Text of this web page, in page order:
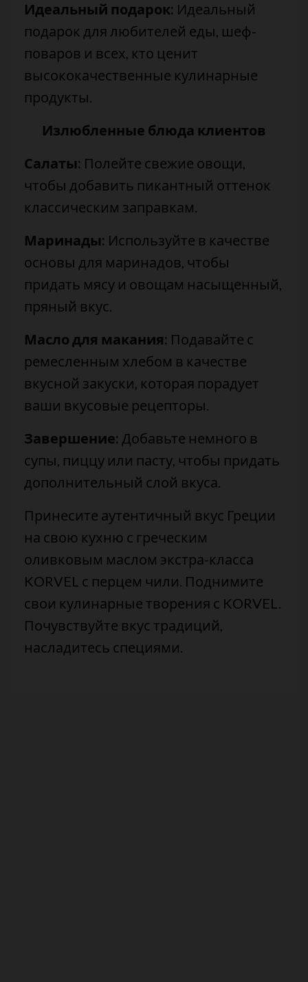
Идеальный подарок: Идеальный
подарок для любителей еды, шеф-
поваров и всех, кто ценит
высококачественные кулинарные
продукты.
Излюбленные блюда клиентов
Салаты: Полейте свежие овощи,
чтобы добавить пикантный оттенок
классическим заправкам.
Маринады: Используйте в качестве
основы для маринадов, чтобы
придать мясу и овощам насыщенный,
пряный вкус.
Масло для макания: Подавайте с
ремесленным хлебом в качестве
вкусной закуски, которая порадует
ваши вкусовые рецепторы.
Завершение: Добавьте немного в
супы, пиццу или пасту, чтобы придать
дополнительный слой вкуса.
Принесите аутентичный вкус Греции
на свою кухню с греческим
оливковым маслом экстра-класса
KORVEL с перцем чили. Поднимите
свои кулинарные творения с KORVEL.
Почувствуйте вкус традиций,
насладитесь специями.